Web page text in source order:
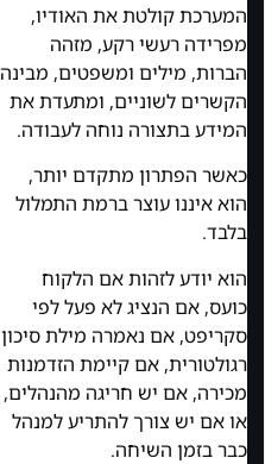
המערכת קולטת את האודיו,
מפרידה רעשי רקע, מזהה
הברות, מילים ומשפטים, מבינה
הקשרים לשוניים, ומתעדת את
המידע בתצורה נוחה לעבודה.
כאשר הפתרון מתקדם יותר,
הוא איננו עוצר ברמת התמלול
בלבד.
הוא יודע לזהות אם הלקוח
כועס, אם הנציג לא פעל לפי
סקריפט, אם נאמרה מילת סיכון
רגולטורית, אם קיימת הזדמנות
מכירה, אם יש חריגה מהנהלים,
או אם יש צורך להתריע למנהל
כבר בזמן השיחה.